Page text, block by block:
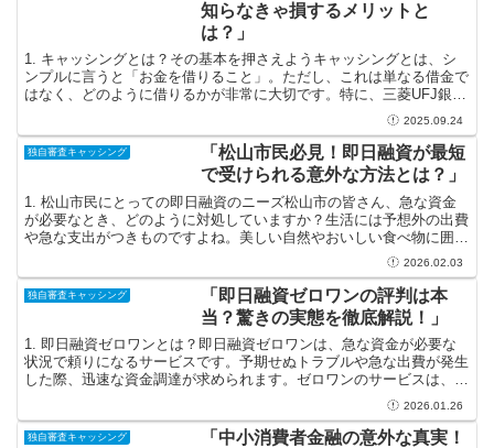
知らなきゃ損するメリットと
は？」
1. キャッシングとは？その基本を押さえようキャッシングとは、シ
ンプルに言うと「お金を借りること」。ただし、これは単なる借金で
はなく、どのように借りるかが非常に大切です。特に、三菱UFJ銀行
が提供するキャッシングサービスには、知られざる魅力...
2025.09.24
独自審査キャッシング
「松山市民必見！即日融資が最短
で受けられる意外な方法とは？」
1. 松山市民にとっての即日融資のニーズ松山市の皆さん、急な資金
が必要なとき、どのように対処していますか？生活には予想外の出費
や急な支出がつきものですよね。美しい自然やおいしい食べ物に囲ま
れている松山ですが、時にはその中で金銭的な壁にぶつか...2026.02.03
独自審査キャッシング
「即日融資ゼロワンの評判は本
当？驚きの実態を徹底解説！」
1. 即日融資ゼロワンとは？即日融資ゼロワンは、急な資金が必要な
状況で頼りになるサービスです。予期せぬトラブルや急な出費が発生
した際、迅速な資金調達が求められます。ゼロワンのサービスは、そ
んな瞬間にピッタリの選択肢として、多くの方に利用され...2026.01.26
独自審査キャッシング
「中小消費者金融の意外な真実！